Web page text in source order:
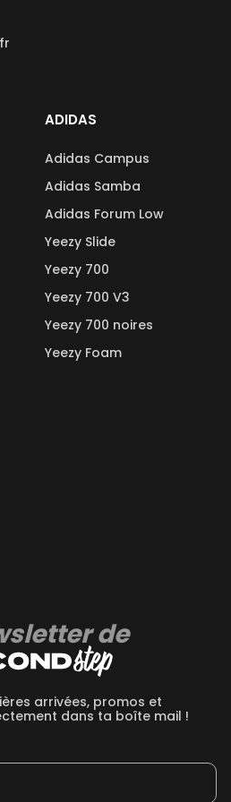
ADIDAS
Adidas Campus
Adidas Samba
Adidas Forum Low
Yeezy Slide
Yeezy 700
Yeezy 700 V3
Yeezy 700 noires
Yeezy Foam
de
arrivées, promos et
dans ta boîte mail !